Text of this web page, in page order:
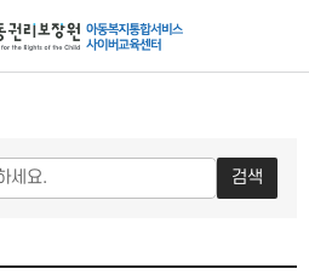
세상 아동권리보장원 아동복지통합
검색